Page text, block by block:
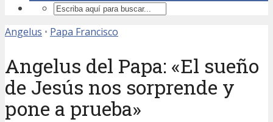
Angelus • Papa Francisco
Angelus del Papa: «El sueño
de Jesús nos sorprende y
pone a prueba»